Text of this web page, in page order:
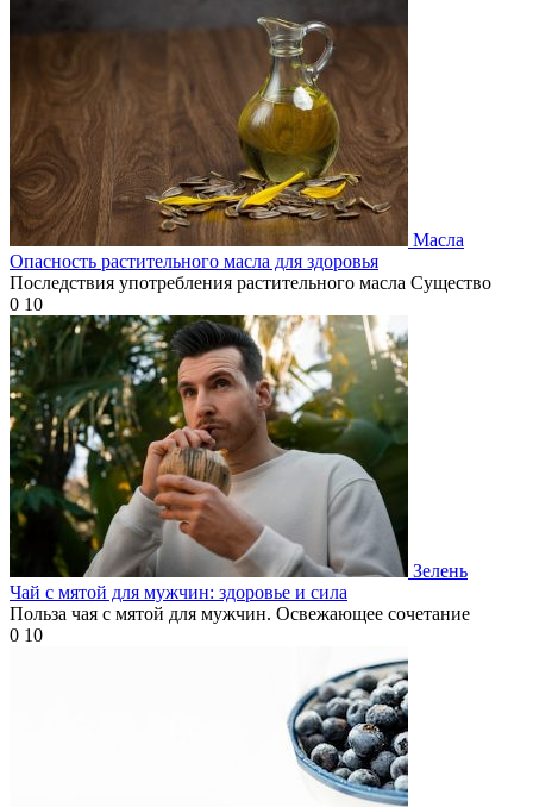
Масла
Опасность растительного масла для здоровья
Последствия употребления растительного масла Существо
0 10
Зелень
Чай с мятой для мужчин: здоровье и сила
Польза чая с мятой для мужчин. Освежающее сочетание
0 10